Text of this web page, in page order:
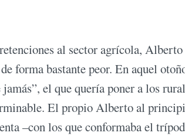
al sector agrícola,
forma bastante peor. En aquel
el que quería poner a los
El propio Alberto al
–con los que conformaba el